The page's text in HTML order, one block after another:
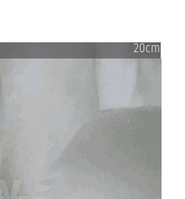
20cm